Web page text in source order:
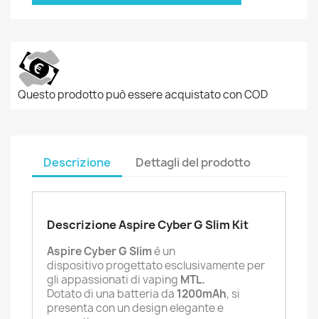
Questo prodotto può essere acquistato con COD
Descrizione Dettagli del prodotto
Descrizione Aspire Cyber G Slim Kit
Aspire Cyber G Slimè un
dispositivo progettato esclusivamente per
gli appassionati di vaping MTL.
Dotato di una batteria da 1200mAh, si
presenta con un design elegante e